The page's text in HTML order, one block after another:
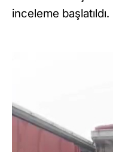
inceleme başlatıldı.